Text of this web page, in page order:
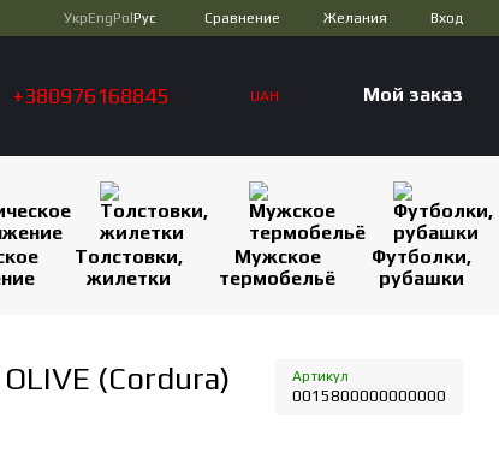
УкрEngPol Рус Сравнение Желания Вход
+380976168845 UAH Мой заказ
Толстовки,
жилетки
Мужское
термобельё
Футболки,
рубашки
(Cordura) Артикул
0015800000000000